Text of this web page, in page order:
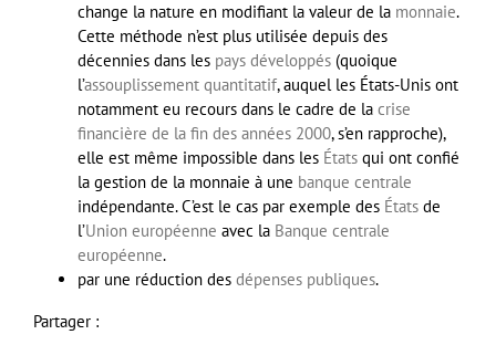
change la nature en modifiant la valeur de la monnaie.
Cette méthode n’est plus utilisée depuis des
décennies dans les pays développés (quoique
l’assouplissement quantitatif, auquel les États-Unis ont
notamment eu recours dans le cadre de la crise
financière de la fin des années 2000, s’en rapproche),
elle est même impossible dans les États qui ont confié
la gestion de la monnaie à une banque centrale
indépendante. C’est le cas par exemple des États de
l’Union européenne avec la Banque centrale
européenne.
par une réduction des dépenses publiques.
Partager :